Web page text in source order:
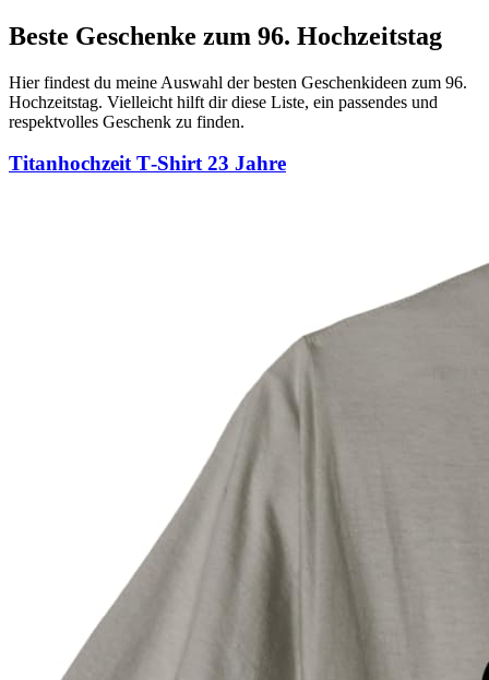
Beste Geschenke zum 96. Hochzeitstag
Hier findest du meine Auswahl der besten Geschenkideen zum 96.
Hochzeitstag. Vielleicht hilft dir diese Liste, ein passendes und
respektvolles Geschenk zu finden.
Titanhochzeit T‑Shirt 23 Jahre